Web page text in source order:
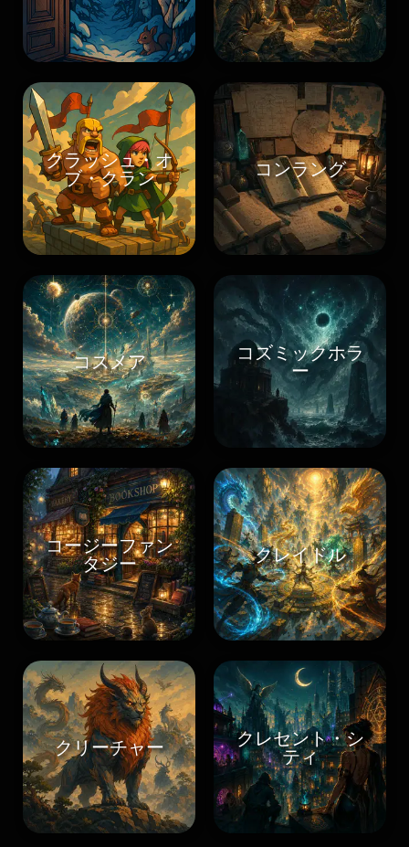
クラッシュ・オ
ブ・クラン
コンラング
コスメア
コズミックホラ
ー
コージーファン
タジー
クレイドル
クリーチャー
クレセント・シ
ティ